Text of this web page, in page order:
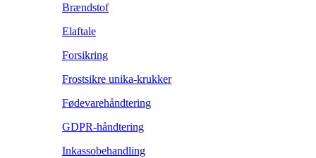
Brændstof
Elaftale
Forsikring
Frostsikre unika-krukker
Fødevarehåndtering
GDPR-håndtering
Inkassobehandling